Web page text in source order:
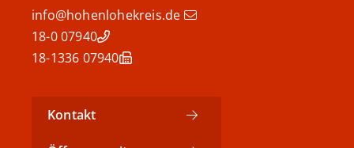
info@hohenlohekreis.de
07940 18-0
07940 18-1336
Kontakt